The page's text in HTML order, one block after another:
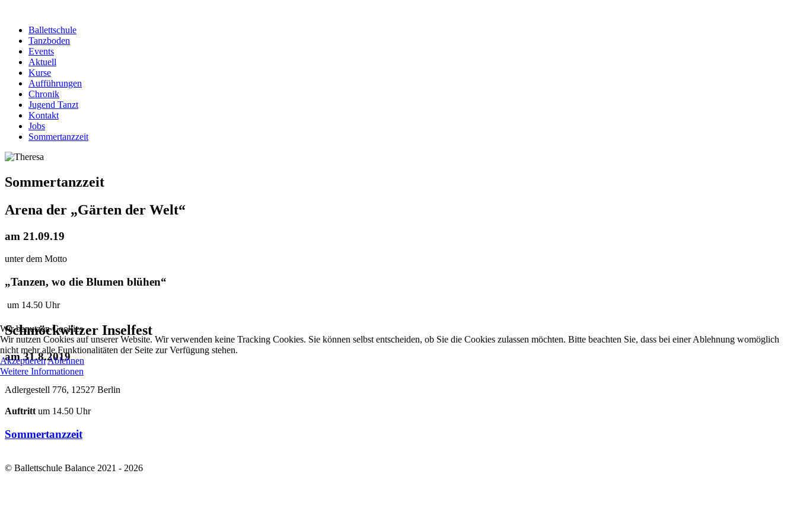
Ballettschule
Tanzboden
Events
Aktuell
Kurse
Aufführungen
Chronik
Jugend Tanzt
Kontakt
Jobs
Sommertanzzeit
Sommertanzzeit
Arena der „Gärten der Welt“
am 21.09.19
unter dem Motto
„Tanzen, wo die Blumen blühen“
um 14.50 Uhr
Schmöckwitzer Inselfest
am 31.8.2019
Adlergestell 776, 12527 Berlin
Auftrittum 14.50 Uhr
Sommertanzzeit
© Ballettschule Balance 2021 - 2026
Wir benutzen Cookies
Wir nutzen Cookies auf unserer Website. Wir verwenden keine Tracking Cookies. Sie können selbst entscheiden, ob Sie die Cookies zulassen möchten. Bitte beachten Sie, dass bei einer Ablehnung womöglich
nicht mehr alle Funktionalitäten der Seite zur Verfügung stehen.
AkzeptierenAblehnen
Weitere Informationen